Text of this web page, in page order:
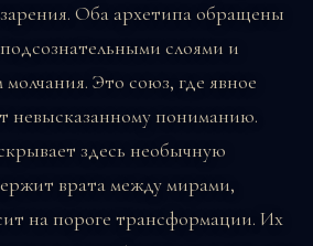
Оба архетипа обращены
слоями и
Это союз, где явное
невысказанному пониманию.
здесь необычную
врата между мирами,
на пороге трансформации. Их